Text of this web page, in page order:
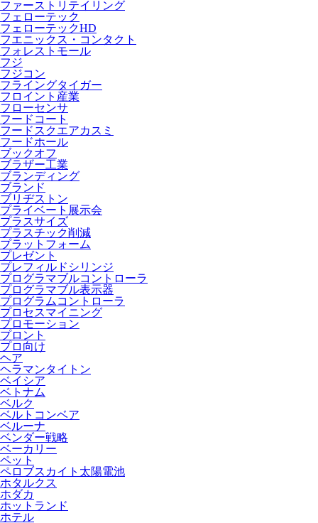
ファーストリテイリング
フェローテック
フェローテックHD
フエニックス・コンタクト
フォレストモール
フジ
フジコン
フライングタイガー
フロイント産業
フローセンサ
フードコート
フードスクエアカスミ
フードホール
ブックオフ
ブラザー工業
ブランディング
ブランド
ブリヂストン
プライベート展示会
プラスサイズ
プラスチック削減
プラットフォーム
プレゼント
プレフィルドシリンジ
プログラマブルコントローラ
プログラマブル表示器
プログラムコントローラ
プロセスマイニング
プロモーション
プロント
プロ向け
ヘア
ヘラマンタイトン
ベイシア
ベトナム
ベルク
ベルトコンベア
ベルーナ
ベンダー戦略
ベーカリー
ペット
ペロブスカイト太陽電池
ホタルクス
ホダカ
ホットランド
ホテル